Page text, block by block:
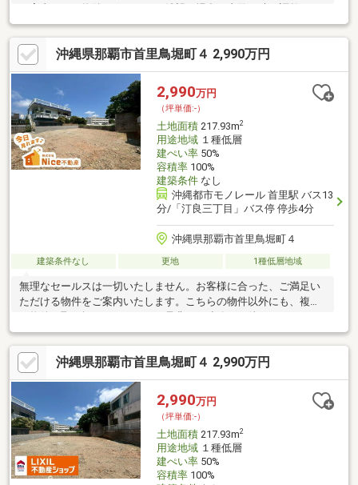
ご案内する＜物件ツアー＞をご希望の場合、内覧日時の調整もお
手伝いいたします！【土地の詳細】・197-6：27.45平米・196-7：
241.05平米・196-9：82.48平米・196-8：50.54平米計401.52平米
（約121坪）【私道負担】私道負担有り、詳細は担当者よりご説
明いたしますのでお気軽にお問い合わせください。【上物】※解
体について相談可能・木造瓦葺の平屋・RCB造平屋にプレハブを
乗せた2階建て
沖縄県那覇市首里鳥堀町４ 2,990万円
2,990万円
（坪単価:-）
土地面積217.93m2
用途地域１種低層
建ぺい率50%
容積率100%
建築条件なし
沖縄都市モノレール 首里駅 バス13
分/「汀良三丁目」バス停 停歩4分
沖縄県那覇市首里鳥堀町４
建築条件なし 更地 1種低層地域
無理なセールスは一切いたしません。お客様に合った、ご満足い
ただける物件をご案内いたします。こちらの物件以外にも、複数
す！※表示価格には、専用通路60.73㎡(持分全部)及び位置指定道
路354㎡(持分1/2)も含まれております。
沖縄県那覇市首里鳥堀町４ 2,990万円
2,990万円
（坪単価:-）
土地面積217.93m2
用途地域１種低層
建ぺい率50%
容積率100%